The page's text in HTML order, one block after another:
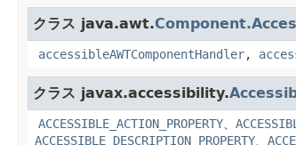
クラス java.awt.
accessibleAWTComponentHandler,
クラス javax.accessibility.
ACCESSIBLE_ACTION_PROPERTY、
ACCESSIBLE_DESCRIPTION_PROPERTY、